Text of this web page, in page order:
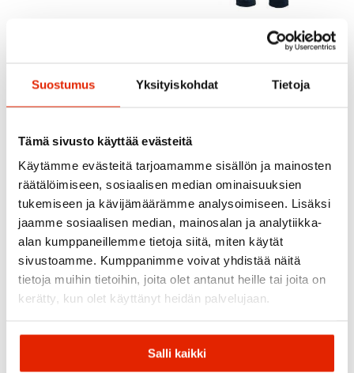
Suostumus Yksityiskohdat Tietoja
Tämä sivusto käyttää evästeitä
Käytämme evästeitä tarjoamamme sisällön ja mainosten
räätälöimiseen, sosiaalisen median ominaisuuksien
tukemiseen ja kävijämäärämme analysoimiseen. Lisäksi
jaamme sosiaalisen median, mainosalan ja analytiikka-
alan kumppaneillemme tietoja siitä, miten käytät
sivustoamme. Kumppanimme voivat yhdistää näitä
tietoja muihin tietoihin, joita olet antanut heille tai joita on
kerätty, kun olet käyttänyt heidän palvelujaan.
Salli kaikki
Vaude Wintry 4 Men's
Pants
Vaude Me Wintry Pants
DARK BLUE
SALE